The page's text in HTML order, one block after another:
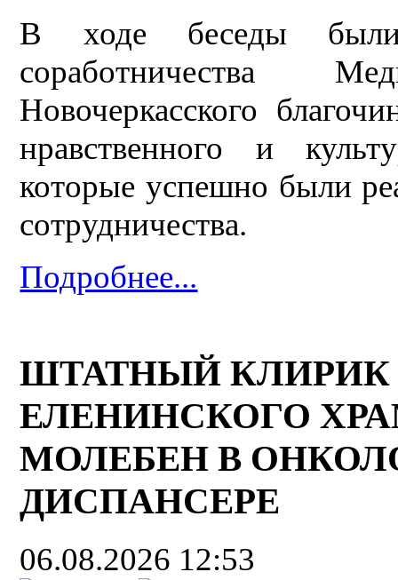
В ходе беседы были
соработничества
Новочеркасского
нравственного и
которые успешно были
сотрудничества.
Подробнее...
ШТАТНЫЙ КЛИРИК
ЕЛЕНИНСКОГО
МОЛЕБЕН В
ДИСПАНСЕРЕ
06.08.2026 12:53